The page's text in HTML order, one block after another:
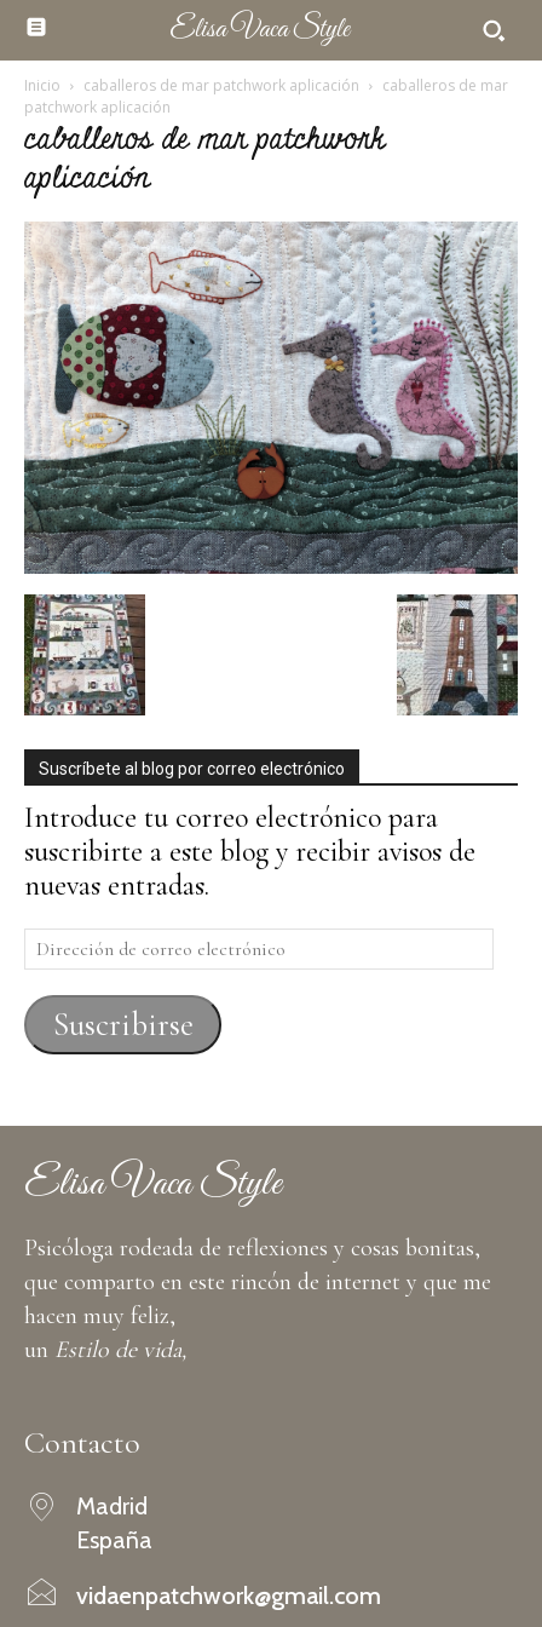
Elisa Vaca Style
Inicio caballeros de mar patchwork aplicación
caballeros de mar
patchwork aplicación
caballeros de mar patchwork
aplicación
Suscríbete al blog por correo electrónico
Introduce tu correo electrónico para
suscribirte a este blog y recibir avisos de
nuevas entradas.
Dirección
de
correo
electrónico
Suscribirse
Elisa Vaca Style
Psicóloga rodeada de reflexiones y cosas bonitas,
que comparto en este rincón de internet y que me
hacen muy feliz,
un Estilo de vida,
Contacto
Madrid
España
vidaenpatchwork@gmail.com